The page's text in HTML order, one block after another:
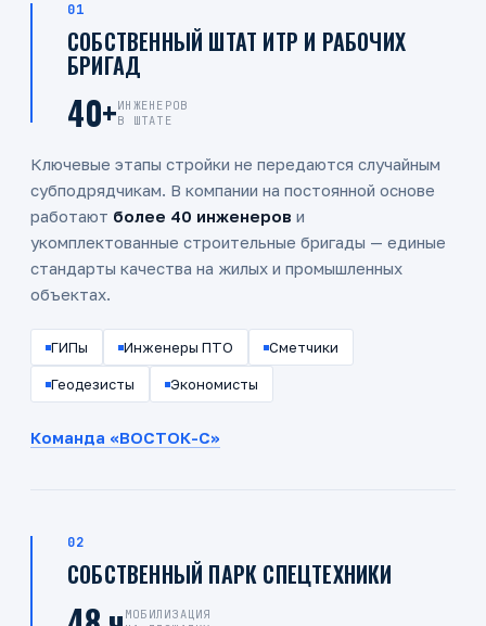
01
СОБСТВЕННЫЙ ШТАТ ИТР И РАБОЧИХ
БРИГАД
40+ИНЖЕНЕРОВ
В ШТАТЕ
Ключевые этапы стройки не передаются случайным
субподрядчикам. В компании на постоянной основе
работают более 40 инженеров и
укомплектованные строительные бригады — единые
стандарты качества на жилых и промышленных
объектах.
ГИПы Инженеры ПТО Сметчики
Геодезисты Экономисты
Команда «ВОСТОК-С»
02
СОБСТВЕННЫЙ ПАРК СПЕЦТЕХНИКИ
МОБИЛИЗАЦИЯ